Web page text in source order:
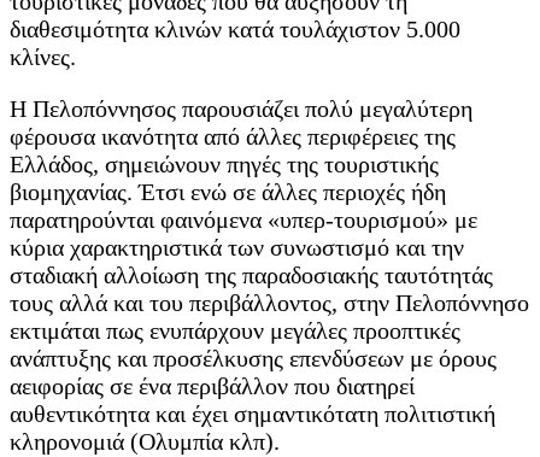
διαθεσιμότητα κλινών κατά τουλάχιστον 5.000
κλίνες.
H Πελοπόννησος παρουσιάζει πολύ μεγαλύτερη
φέρουσα ικανότητα από άλλες περιφέρειες της
Ελλάδος, σημειώνουν πηγές της τουριστικής
βιομηχανίας. Έτσι ενώ σε άλλες περιοχές ήδη
παρατηρούνται φαινόμενα «υπερ-τουρισμού» με
κύρια χαρακτηριστικά των συνωστισμό και την
σταδιακή αλλοίωση της παραδοσιακής ταυτότητάς
τους αλλά και του περιβάλλοντος, στην Πελοπόννησο
εκτιμάται πως ενυπάρχουν μεγάλες προοπτικές
ανάπτυξης και προσέλκυσης επενδύσεων με όρους
αειφορίας σε ένα περιβάλλον που διατηρεί
αυθεντικότητα και έχει σημαντικότατη πολιτιστική
κληρονομιά (Ολυμπία κλπ).